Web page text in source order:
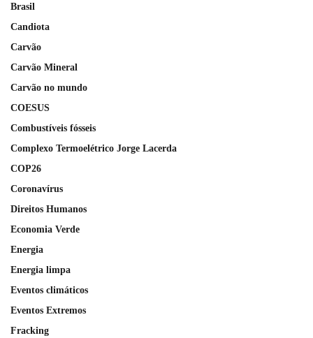
Brasil
Candiota
Carvão
Carvão Mineral
Carvão no mundo
COESUS
Combustíveis fósseis
Complexo Termoelétrico Jorge Lacerda
COP26
Coronavírus
Direitos Humanos
Economia Verde
Energia
Energia limpa
Eventos climáticos
Eventos Extremos
Fracking